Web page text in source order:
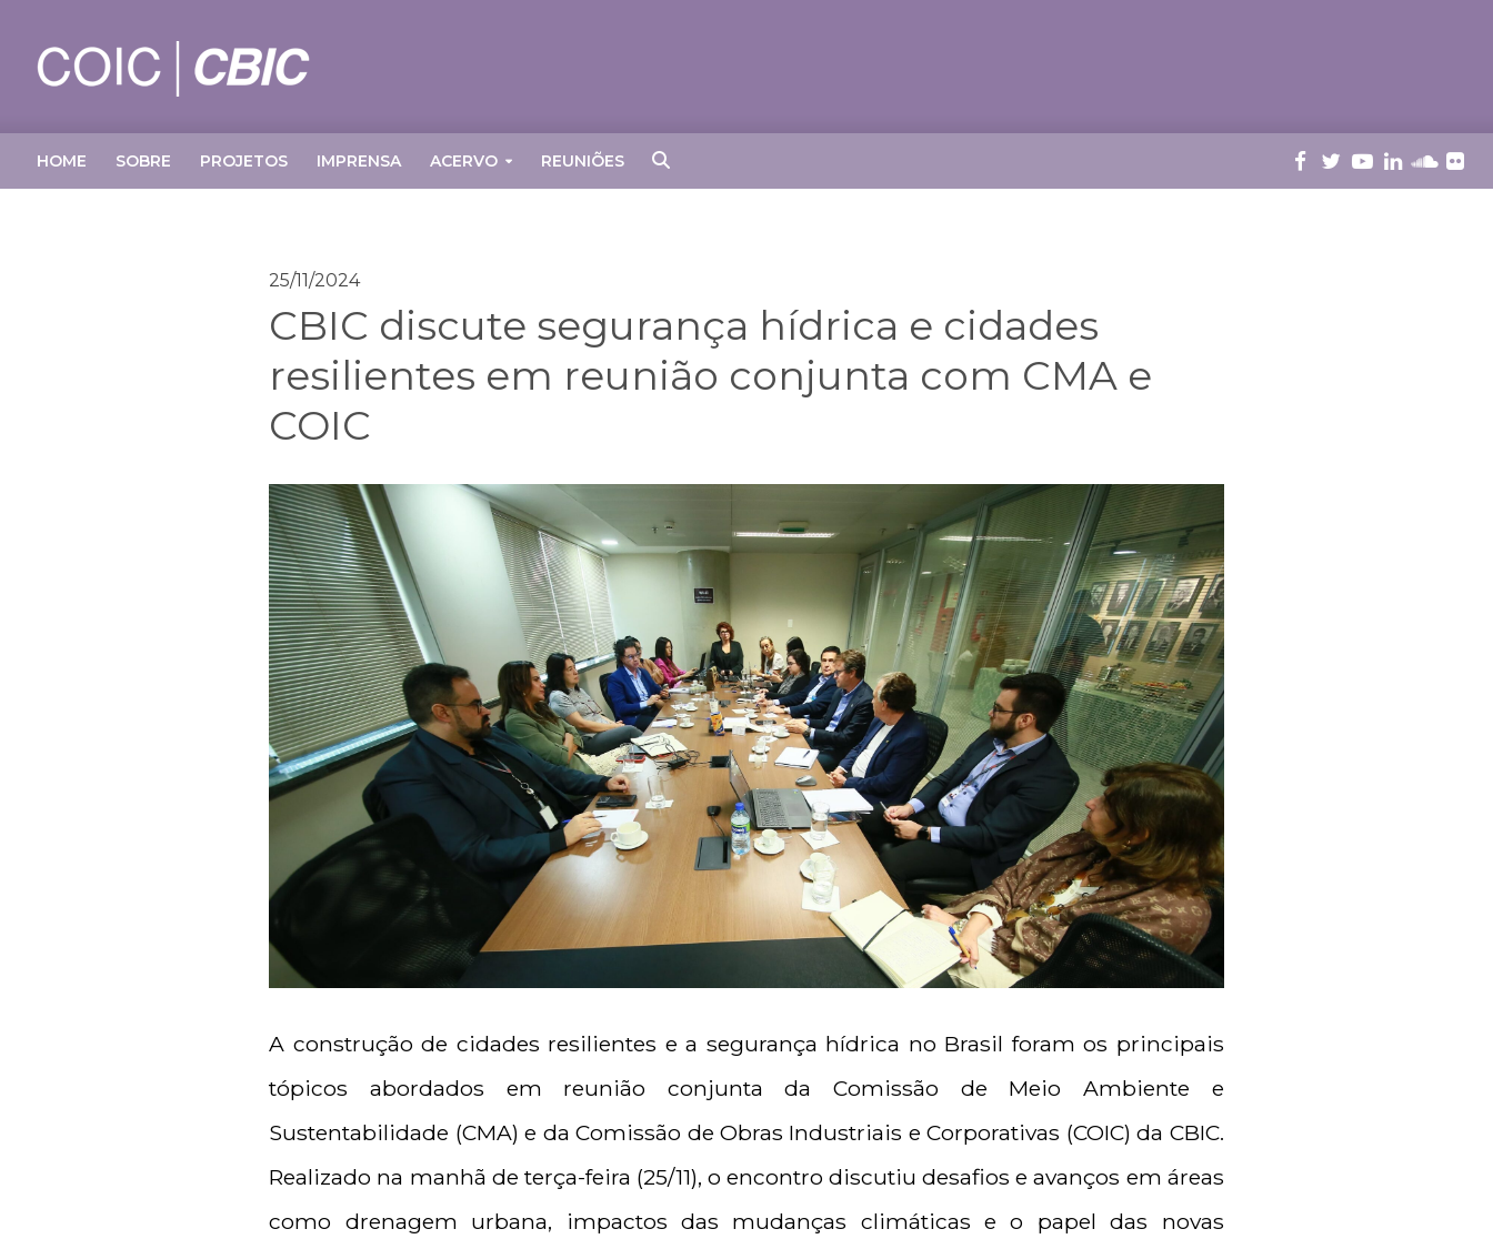
HOME SOBRE PROJETOS IMPRENSA ACERVO REUNIÕES
25/11/2024
CBIC discute segurança hídrica e cidades
resilientes em reunião conjunta com CMA e
COIC
A construção de cidades resilientes e a segurança hídrica no Brasil foram os principais
tópicos abordados em reunião conjunta da Comissão de Meio Ambiente e
Sustentabilidade (CMA) e da Comissão de Obras Industriais e Corporativas (COIC) da CBIC.
Realizado na manhã de terça-feira (25/11), o encontro discutiu desafios e avanços em áreas
como drenagem urbana, impactos das mudanças climáticas e o papel das novas